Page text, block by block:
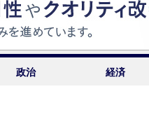
政治 経済